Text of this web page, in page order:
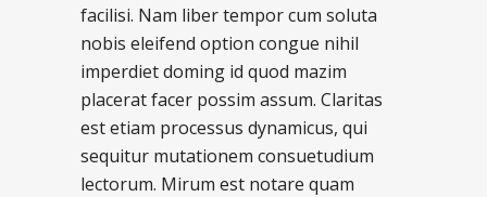
facilisi. Nam liber tempor cum soluta
nobis eleifend option congue nihil
imperdiet doming id quod mazim
placerat facer possim assum. Claritas
est etiam processus dynamicus, qui
sequitur mutationem consuetudium
lectorum. Mirum est notare quam